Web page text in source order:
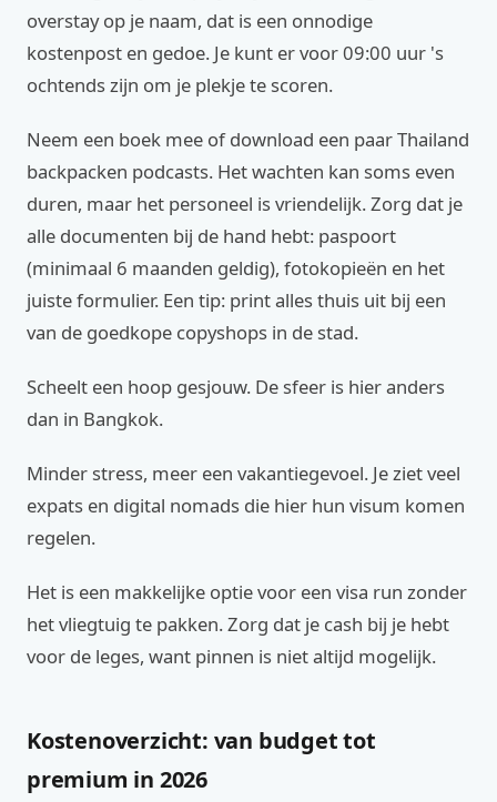
overstay op je naam, dat is een onnodige
kostenpost en gedoe. Je kunt er voor 09:00 uur 's
ochtends zijn om je plekje te scoren.
Neem een boek mee of download een paar Thailand
backpacken podcasts. Het wachten kan soms even
duren, maar het personeel is vriendelijk. Zorg dat je
alle documenten bij de hand hebt: paspoort
(minimaal 6 maanden geldig), fotokopieën en het
juiste formulier. Een tip: print alles thuis uit bij een
van de goedkope copyshops in de stad.
Scheelt een hoop gesjouw. De sfeer is hier anders
dan in Bangkok.
Minder stress, meer een vakantiegevoel. Je ziet veel
expats en digital nomads die hier hun visum komen
regelen.
Het is een makkelijke optie voor een visa run zonder
het vliegtuig te pakken. Zorg dat je cash bij je hebt
voor de leges, want pinnen is niet altijd mogelijk.
Kostenoverzicht: van budget tot
premium in 2026